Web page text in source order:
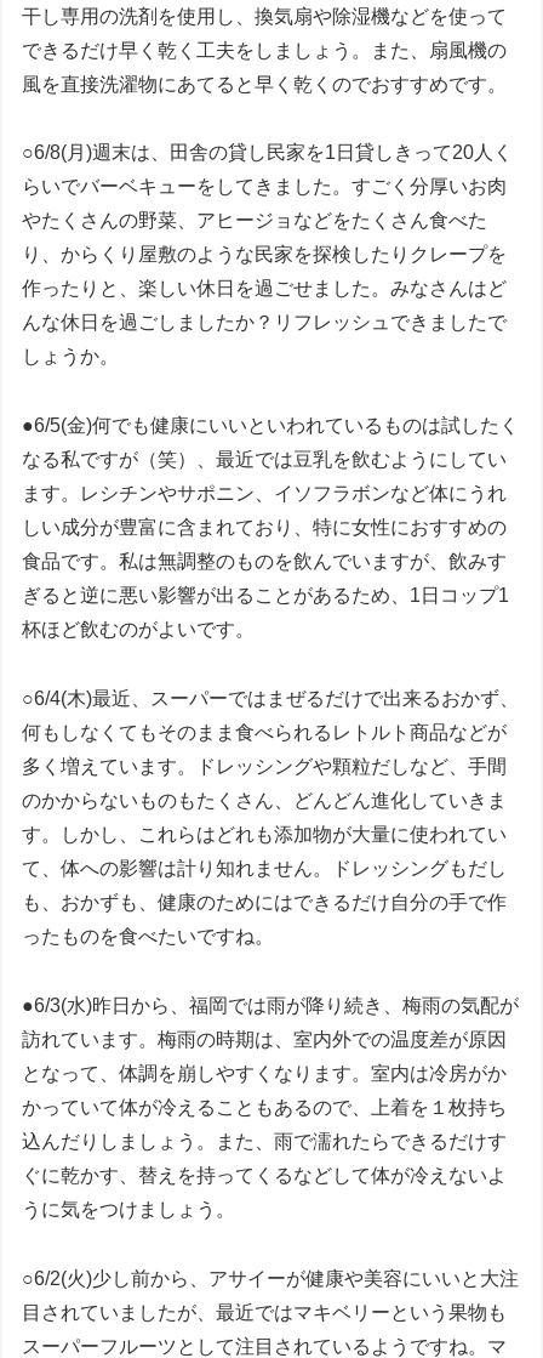
干し専用の洗剤を使用し、換気扇や除湿機などを使って
できるだけ早く乾く工夫をしましょう。また、扇風機の
風を直接洗濯物にあてると早く乾くのでおすすめです。
○6/8(月)週末は、田舎の貸し民家を1日貸しきって20人く
らいでバーベキューをしてきました。すごく分厚いお肉
やたくさんの野菜、アヒージョなどをたくさん食べた
り、からくり屋敷のような民家を探検したりクレープを
作ったりと、楽しい休日を過ごせました。みなさんはど
んな休日を過ごしましたか？リフレッシュできましたで
しょうか。
●6/5(金)何でも健康にいいといわれているものは試したく
なる私ですが（笑）、最近では豆乳を飲むようにしてい
ます。レシチンやサポニン、イソフラボンなど体にうれ
しい成分が豊富に含まれており、特に女性におすすめの
食品です。私は無調整のものを飲んでいますが、飲みす
ぎると逆に悪い影響が出ることがあるため、1日コップ1
杯ほど飲むのがよいです。
○6/4(木)最近、スーパーではまぜるだけで出来るおかず、
何もしなくてもそのまま食べられるレトルト商品などが
多く増えています。ドレッシングや顆粒だしなど、手間
のかからないものもたくさん、どんどん進化していきま
す。しかし、これらはどれも添加物が大量に使われてい
て、体への影響は計り知れません。ドレッシングもだし
も、おかずも、健康のためにはできるだけ自分の手で作
ったものを食べたいですね。
●6/3(水)昨日から、福岡では雨が降り続き、梅雨の気配が
訪れています。梅雨の時期は、室内外での温度差が原因
となって、体調を崩しやすくなります。室内は冷房がか
かっていて体が冷えることもあるので、上着を１枚持ち
込んだりしましょう。また、雨で濡れたらできるだけす
ぐに乾かす、替えを持ってくるなどして体が冷えないよ
うに気をつけましょう。
○6/2(火)少し前から、アサイーが健康や美容にいいと大注
目されていましたが、最近ではマキベリーという果物も
スーパーフルーツとして注目されているようですね。マ